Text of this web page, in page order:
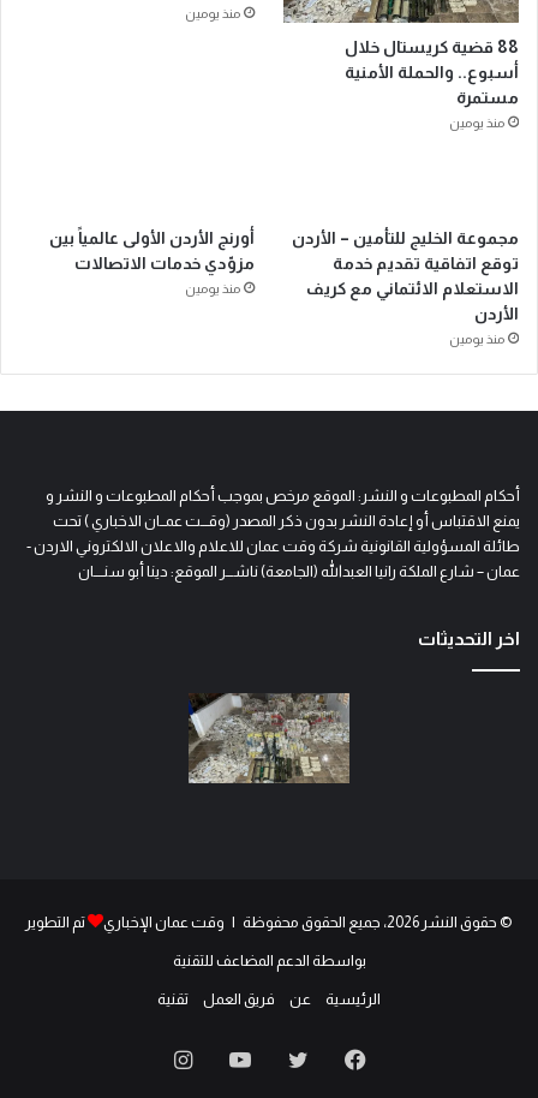
88 قضية كريستال خلال
أسبوع.. والحملة الأمنية
مستمرة
منذ يومين
منذ يومين
مجموعة الخليج للتأمين – الأردن
توقع اتفاقية تقديم خدمة
الاستعلام الائتماني مع كريف
الأردن
منذ يومين
أورنج الأردن الأولى عالمياً بين
مزوّدي خدمات الاتصالات
منذ يومين
أحكام المطبوعات و النشر: الموقع مرخص بموجب أحكام المطبوعات و النشر و
يمنع الاقتباس أو إعادة النشر بدون ذكر المصدر (وقـــت عمــان الاخباري ) تحت
طائلة المسؤولية القانونية شركة وقت عمان للاعلام والاعلان الالكتروني الاردن -
عمان – شارع الملكة رانيا العبدالله (الجامعة) ناشـــر الموقع: دينا أبو سنــــان
اخر التحديثات
© حقوق النشر 2026، جميع الحقوق محفوظة | وقت عمان الإخباري تم التطوير
بواسطة الدعم المضاعف للتقنية
الرئيسية عن فريق العمل تقنية